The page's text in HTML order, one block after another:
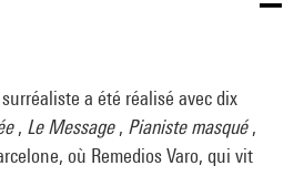
a été réalisé avec dix
, Le Message, Pianiste masqué,
où Remedios Varo, qui vit